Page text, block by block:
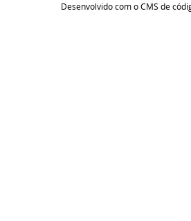
Desenvolvido com o CMS de